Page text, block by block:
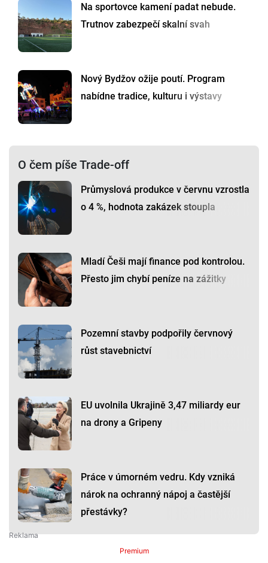
Na sportovce kamení padat nebude.
Trutnov zabezpečí skalní svah
Nový Bydžov ožije poutí. Program
nabídne tradice, kulturu i výstavy
O čem píše Trade-off
Průmyslová produkce v červnu vzrostla
o 4 %, hodnota zakázek stoupla
Mladí Češi mají finance pod kontrolou.
Přesto jim chybí peníze na zážitky
Pozemní stavby podpořily červnový
růst stavebnictví
EU uvolnila Ukrajině 3,47 miliardy eur
na drony a Gripeny
Práce v úmorném vedru. Kdy vzniká
nárok na ochranný nápoj a častější
přestávky?
Premium